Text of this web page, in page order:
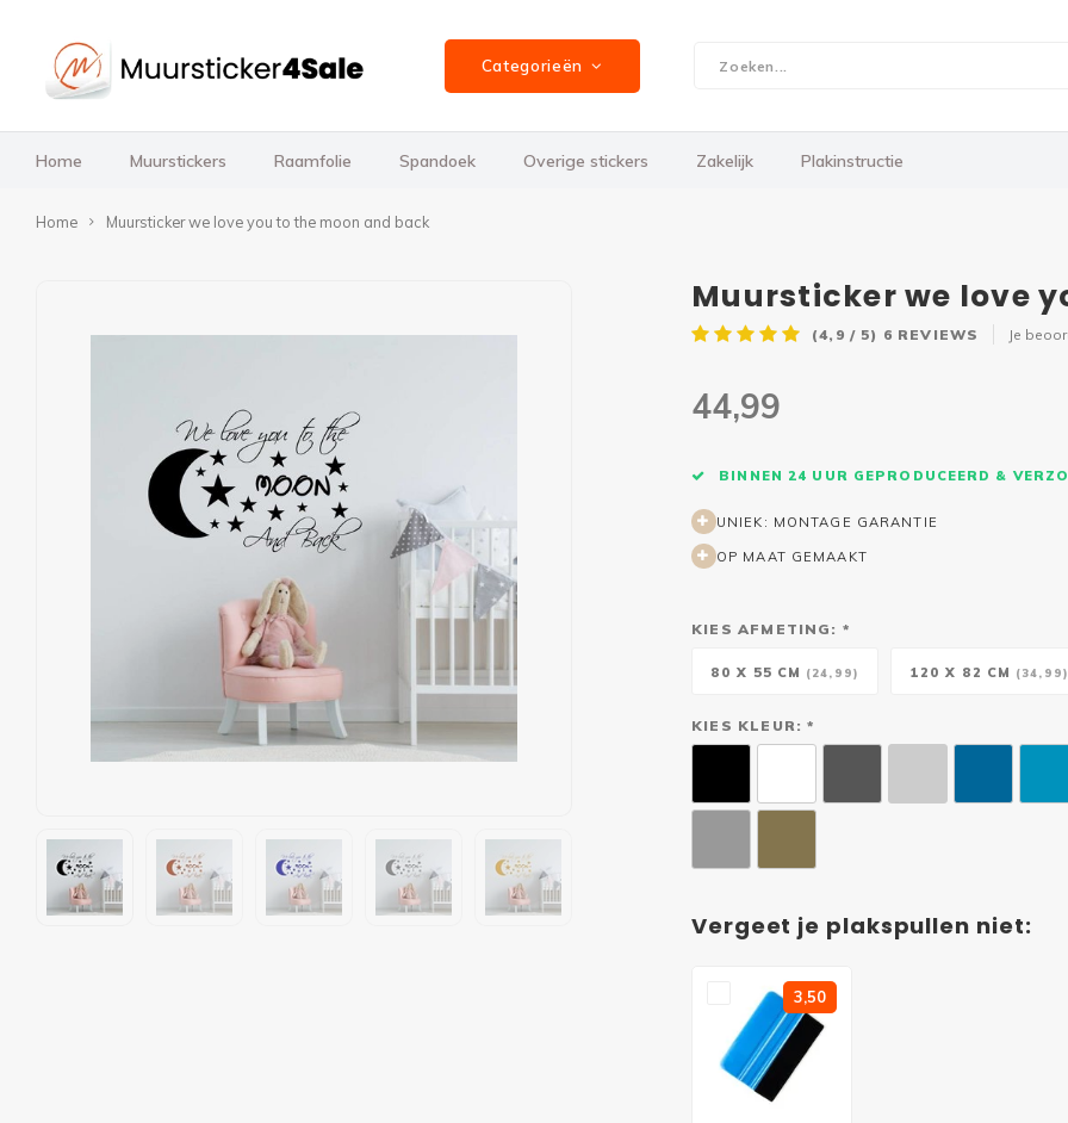
Categorieën
Home Muurstickers Raamfolie Spandoek Overige stickers Zakelijk Plakinstructie
Home Muursticker we love you to the moon and back
Muursticker we love
(4,9 / 5) 6 REVIEWS Je
44,99
BINNEN 24 UUR GEPRODUCEERD &
UNIEK: MONTAGE GARANTIE
OP MAAT GEMAAKT
KIES AFMETING: *
80 X 55 CM (24,99) 120 X 82 CM (34,99)
KIES KLEUR: *
Vergeet je plakspullen niet:
3,50